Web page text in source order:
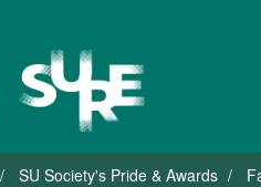
SU Society's Pride & Awards